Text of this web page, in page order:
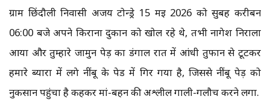
ग्राम छिंदौली निवासी अजय टोन्ड्रे 15 मई 2026 को सुबह करीबन
06:00 बजे अपने किराना दुकान को खोल रहे थे, तभी नागेश निराला
आया और तुम्हारे जामुन पेड़ का डंगाल रात में आंधी तुफान से टूटकर
हमारे ब्यारा में लगे नींबू के पेड में गिर गया है, जिससे नींबू पेड़ को
नुकसान पहुंचा है कहकर मां-बहन की अश्लील गाली-गलौच करने लगा.